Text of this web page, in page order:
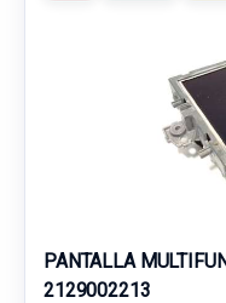
PANTALLA
2129002213